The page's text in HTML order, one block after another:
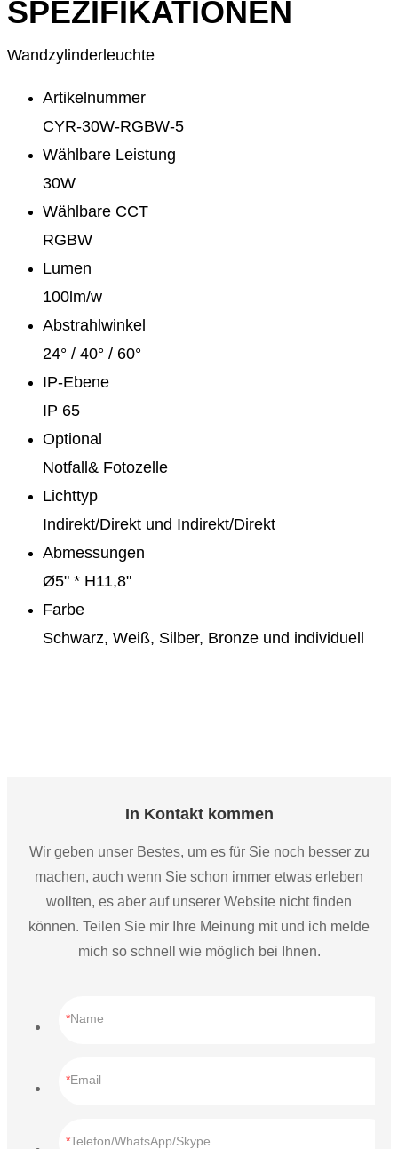
SPEZIFIKATIONEN
Wandzylinderleuchte
Artikelnummer
CYR-30W-RGBW-5
Wählbare Leistung
30W
Wählbare CCT
RGBW
Lumen
100lm/w
Abstrahlwinkel
24° / 40° / 60°
IP-Ebene
IP 65
Optional
Notfall& Fotozelle
Lichttyp
Indirekt/Direkt und Indirekt/Direkt
Abmessungen
Ø5" * H11,8"
Farbe
Schwarz, Weiß, Silber, Bronze und individuell
In Kontakt kommen
Wir geben unser Bestes, um es für Sie noch besser zu
machen, auch wenn Sie schon immer etwas erleben
wollten, es aber auf unserer Website nicht finden
können. Teilen Sie mir Ihre Meinung mit und ich melde
mich so schnell wie möglich bei Ihnen.
Name
Email
Telefon/WhatsApp/Skype